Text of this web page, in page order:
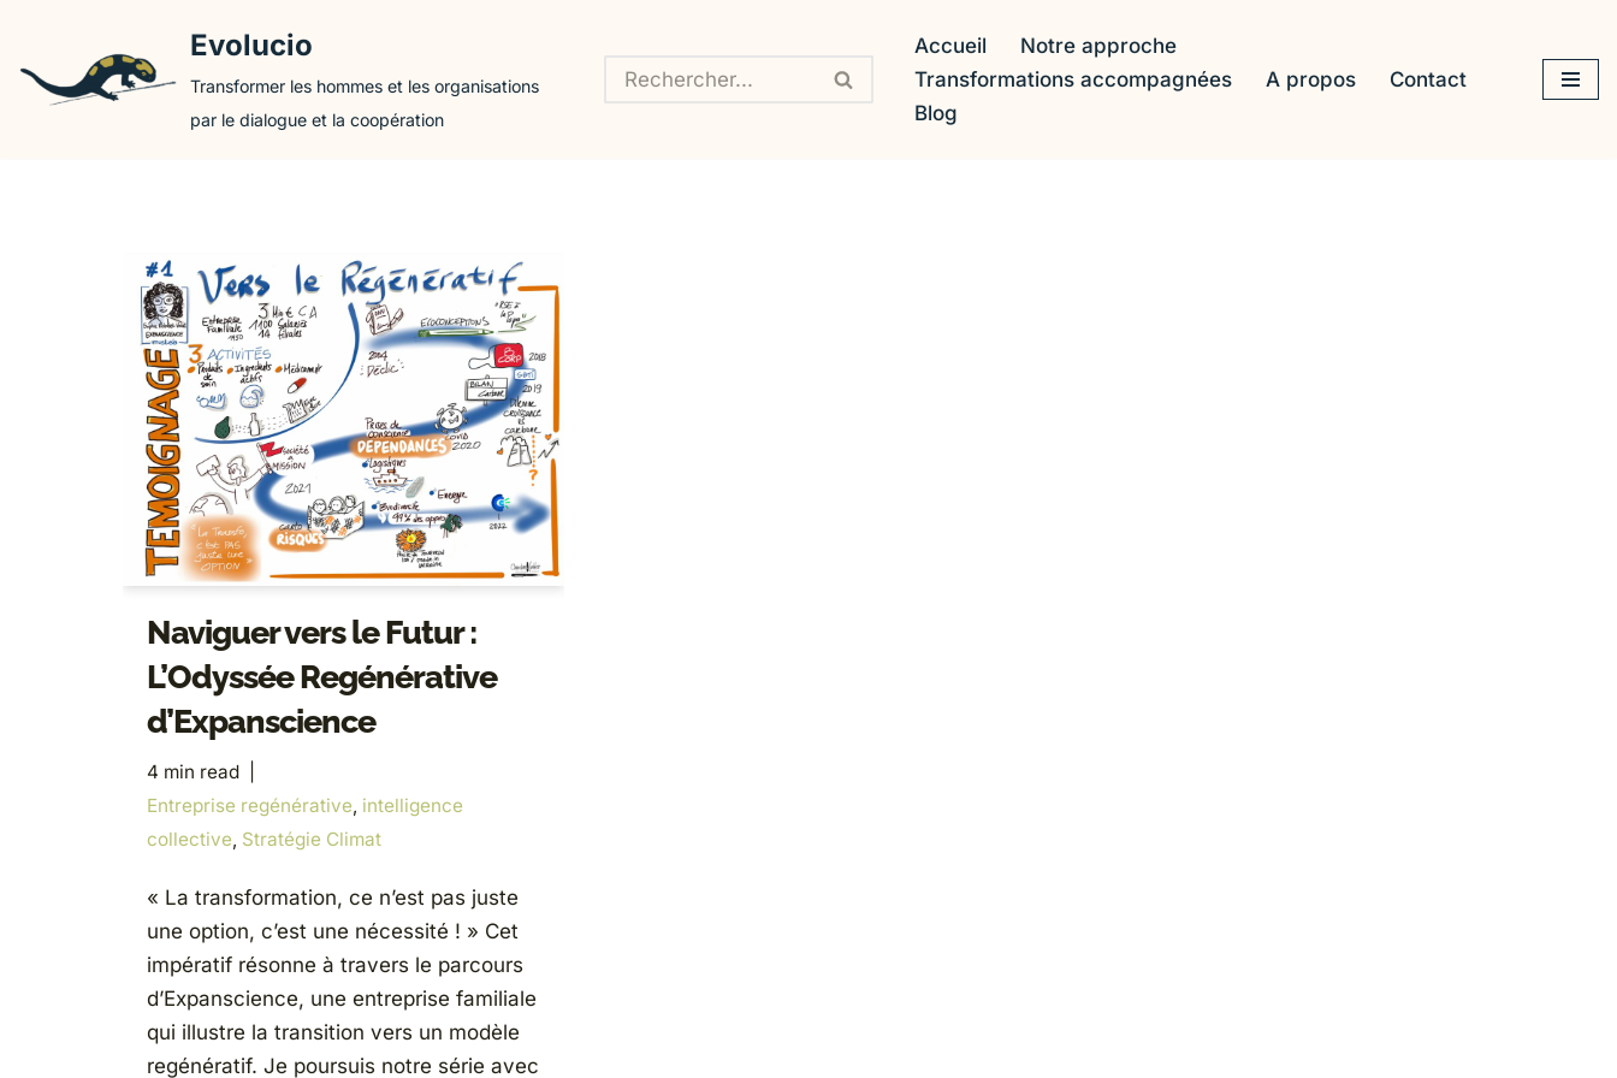
Aller
Evolucio
Transformer les hommes et les organisations
par le dialogue et la coopération
Accueil
Notre approche
Transformations accompagnées
A propos
Contact
Blog
Naviguer vers le Futur :
L’Odyssée Regénérative
d’Expanscience
4 min read
Entreprise regénérative, intelligence
collective, Stratégie Climat
« La transformation, ce n’est pas juste
une option, c’est une nécessité ! » Cet
impératif résonne à travers le parcours
d’Expanscience, une entreprise familiale
qui illustre la transition vers un modèle
regénératif. Je poursuis notre série avec